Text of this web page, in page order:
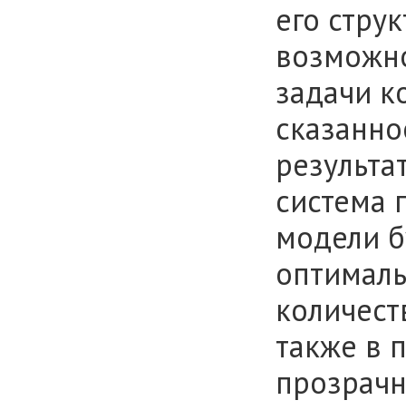
его
задачи
система
модели
также в